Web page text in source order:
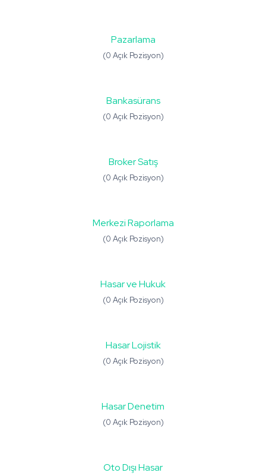
Pazarlama
(0 Açık Pozisyon)
Bankasürans
(0 Açık Pozisyon)
Broker Satış
(0 Açık Pozisyon)
Merkezi Raporlama
(0 Açık Pozisyon)
Hasar ve Hukuk
(0 Açık Pozisyon)
Hasar Lojistik
(0 Açık Pozisyon)
Hasar Denetim
(0 Açık Pozisyon)
Oto Dışı Hasar